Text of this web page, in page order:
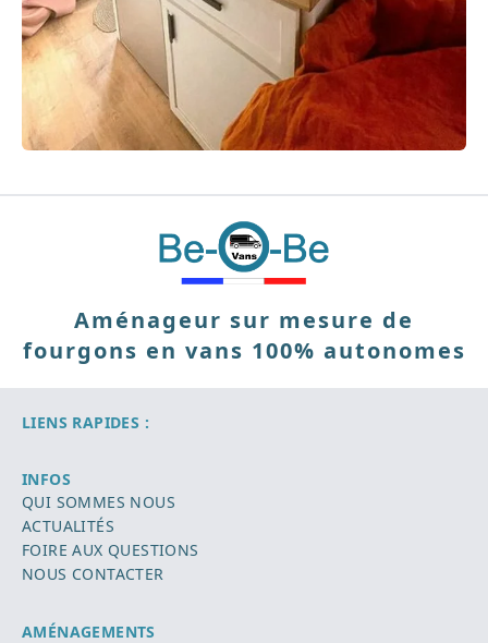
Aménageur sur mesure de
fourgons en vans 100% autonomes
LIENS RAPIDES :
INFOS
QUI SOMMES NOUS
ACTUALITÉS
FOIRE AUX QUESTIONS
NOUS CONTACTER
AMÉNAGEMENTS